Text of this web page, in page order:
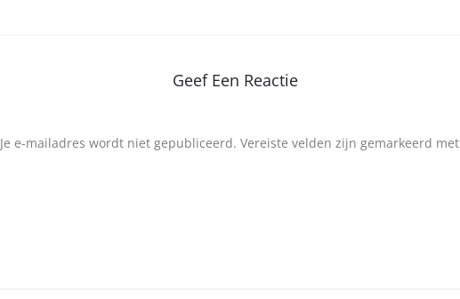
Geef Een Reactie
Je e-mailadres wordt niet gepubliceerd. Vereiste velden zijn gemarkeerd met